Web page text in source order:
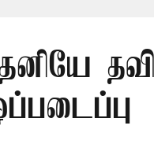
தனியே